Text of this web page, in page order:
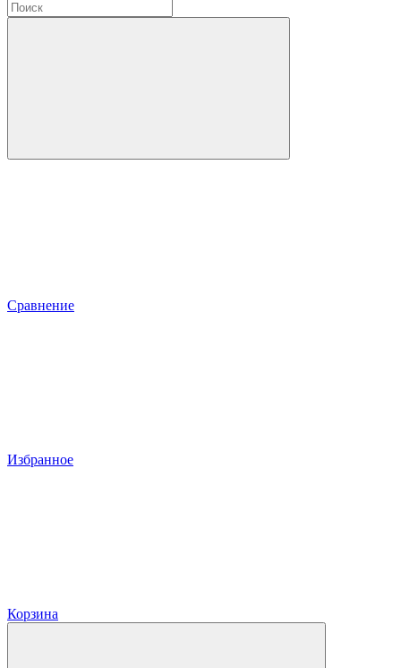
Сравнение
Избранное
Корзина